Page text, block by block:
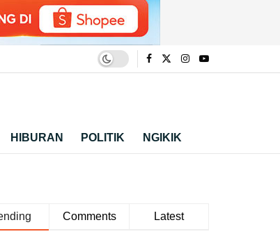
HIBURAN POLITIK NGIKIK
Comments Latest